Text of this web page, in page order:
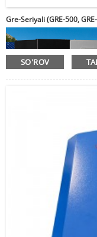
Gre-Seriyali (GRE-500,
SO'ROV